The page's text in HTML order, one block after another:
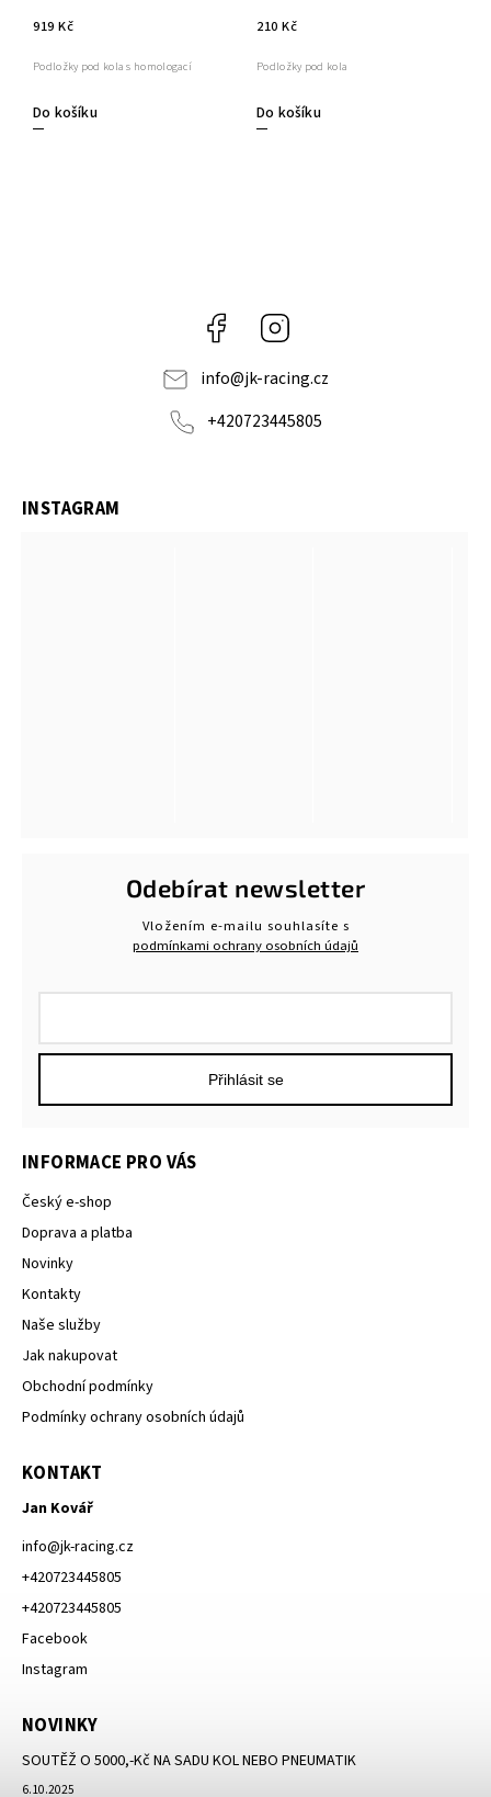
919 Kč
Do košíku
Podložky pod kola s homologací
210 Kč
Do košíku
Podložky pod kola
Facebook
info@jk-racing.cz
+420723445805
INSTAGRAM
INFORMACE PRO VÁS
Český e-shop
Doprava a platba
Novinky
Kontakty
Naše služby
Jak nakupovat
Obchodní podmínky
Podmínky ochrany osobních údajů
KONTAKT
Jan Kovář
info@jk-racing.cz
+420723445805
+420723445805
Facebook
Instagram
NOVINKY
SOUTĚŽ O 5000,-Kč NA SADU KOL NEBO PNEUMATIK
6.10.2025
Odebírat newsletter
Vložením e-mailu souhlasíte s
podmínkami ochrany osobních údajů
Přihlásit se